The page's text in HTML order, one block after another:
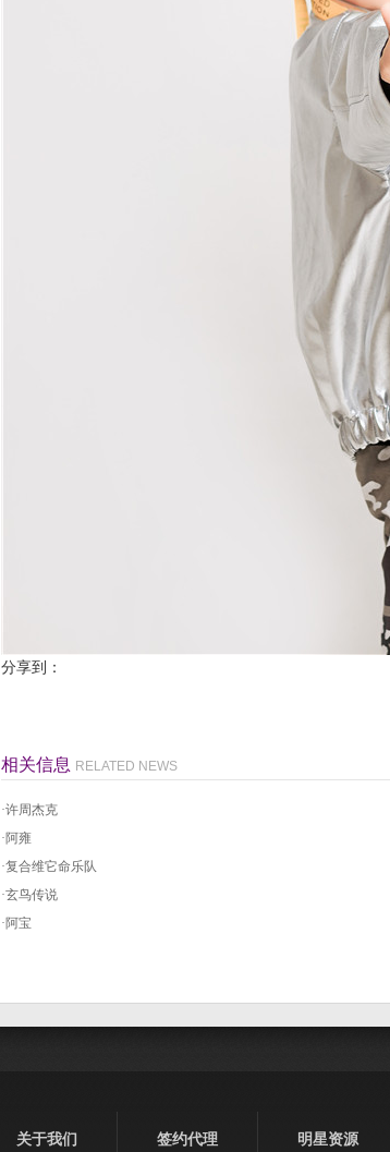
分享到：
相关信息 RELATED NEWS
·许周杰克
·阿雍
·复合维它命乐队
·玄鸟传说
·阿宝
关于我们 签约代理 明星资源